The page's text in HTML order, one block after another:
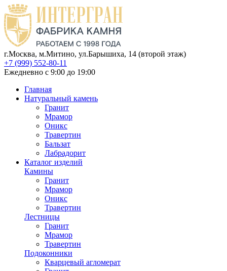
г.Москва, м.Митино, ул.Барышиха, 14 (второй этаж)
+7 (999) 552-80-11
Ежедневно с 9:00 до 19:00
Главная
Натуральный камень
Гранит
Мрамор
Оникс
Травертин
Бальзат
Лабрадорит
Каталог изделий
Камины
Гранит
Мрамор
Оникс
Травертин
Лестницы
Гранит
Мрамор
Травертин
Подоконники
Кварцевый агломерат